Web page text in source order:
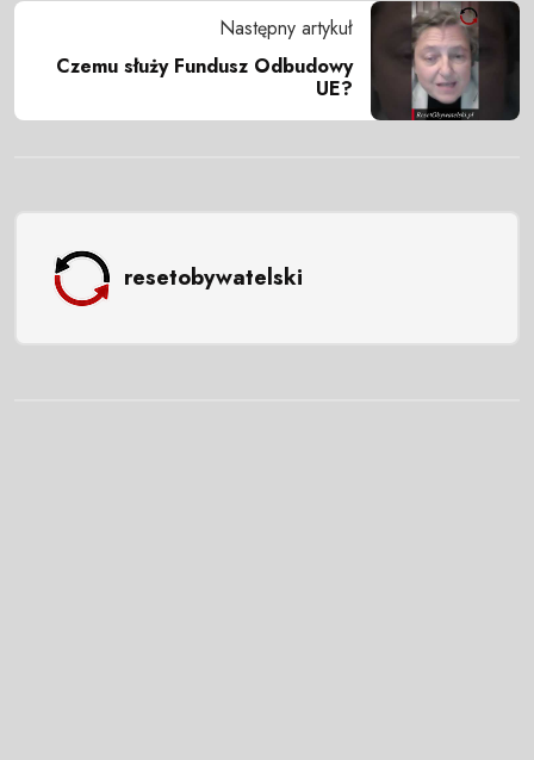
Następny artykuł
Czemu służy Fundusz Odbudowy
UE?
resetobywatelski